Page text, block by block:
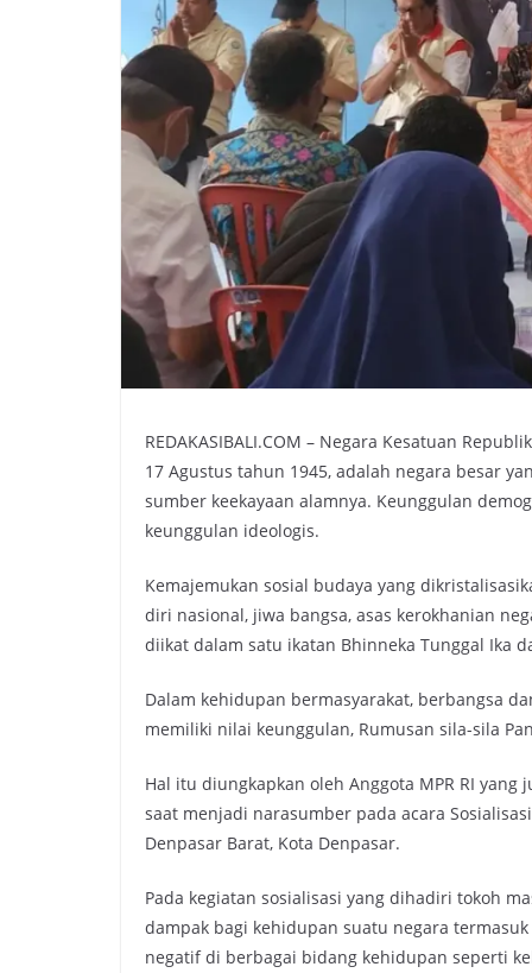
REDAKASIBALI.COM – Negara Kesatuan
17 Agustus tahun 1945, adalah negara besar
sumber keekayaan alamnya. Keunggulan
keunggulan ideologis.
Kemajemukan sosial budaya yang
diri nasional, jiwa bangsa, asas kerokhanian
diikat dalam satu ikatan Bhinneka Tunggal Ika
Dalam kehidupan bermasyarakat, berbangsa
memiliki nilai keunggulan, Rumusan sila-sila
Hal itu diungkapkan oleh Anggota MPR RI yang
saat menjadi narasumber pada acara
Denpasar Barat, Kota Denpasar.
Pada kegiatan sosialisasi yang dihadiri tokoh
dampak bagi kehidupan suatu negara
negatif di berbagai bidang kehidupan seperti